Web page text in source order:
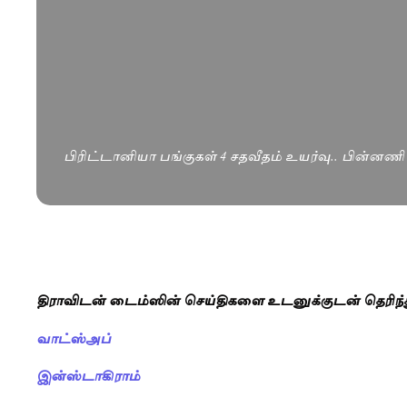
பிரிட்டானியா பங்குகள் 4 சதவீதம் உயர்வு..
திராவிடன் டைம்ஸின் செய்திகளை உடனுக்குடன்
வாட்ஸ்அப்
இன்ஸ்டாகிராம்